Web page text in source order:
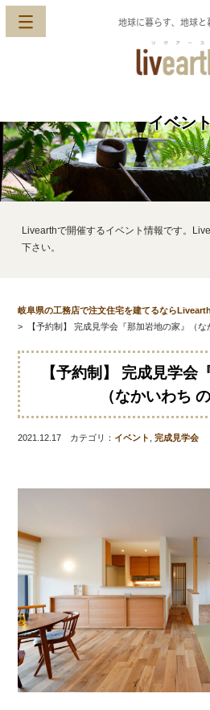
地球に暮らす、地球と
イベン
Livearthで開催するイベント情報です。
下さい。
岐阜県の工務店で注文住宅を建てるなら
> 【予約制】 完成見学会『那加岩地の家』（
【予約制】 完成見学会
（なかいわち
2021.12.17 カテゴリ：イベント ,完成見学会